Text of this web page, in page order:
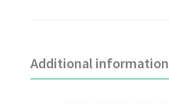
Additional information